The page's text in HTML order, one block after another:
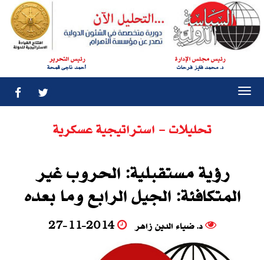
رئيس مجلس الإدارة
د. محمد فايز فرحات
رئيس التحرير
أحمد ناجى قمحة
تحليلات - استراتيجية عسكرية
رؤية مستقبلية: الحروب غير
المتكافئة: الجيل الرابع وما بعده
د. ضياء الدين زاهر 27-11-2014